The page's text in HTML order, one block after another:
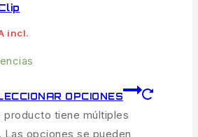
incl.
OPCIONES
producto tiene múltiples
Las opciones se pueden